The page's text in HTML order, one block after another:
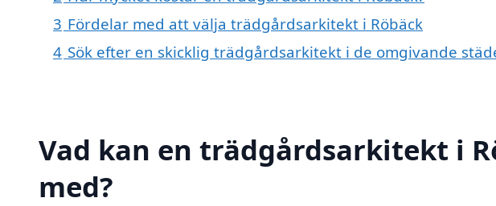
3 Fördelar med att välja trädgårdsarkitekt i Röbäck
4 Sök efter en skicklig trädgårdsarkitekt i de omgivande
Vad kan en trädgårdsarkitekt i
med?